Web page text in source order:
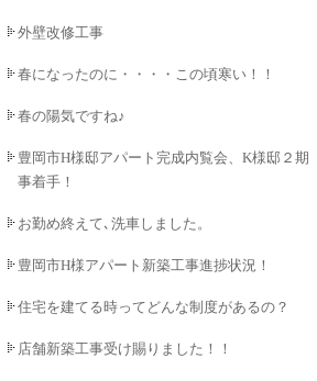
外壁改修工事
春になったのに・・・・この頃寒い！！
春の陽気ですね♪
豊岡市H様邸アパート完成内覧会、K様邸２期工
事着手！
お勤め終えて､洗車しました。
豊岡市H様アパート新築工事進捗状況！
住宅を建てる時ってどんな制度があるの？
店舗新築工事受け賜りました！！